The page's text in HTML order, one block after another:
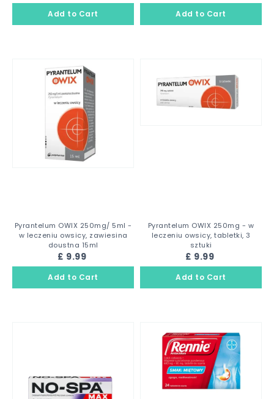
Pyrantelum OWIX 250mg/ 5ml -
w leczeniu owsicy, zawiesina
doustna 15ml
£ 9.99
Pyrantelum OWIX 250mg - w
leczeniu owsicy, tabletki, 3
sztuki
£ 9.99